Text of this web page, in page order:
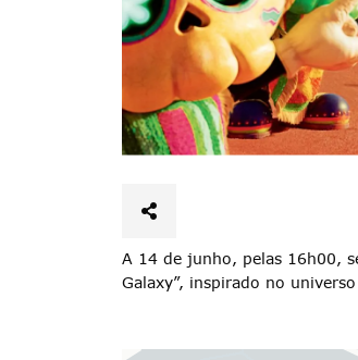
A 14 de junho, pelas 16h00,
Galaxy”, inspirado no